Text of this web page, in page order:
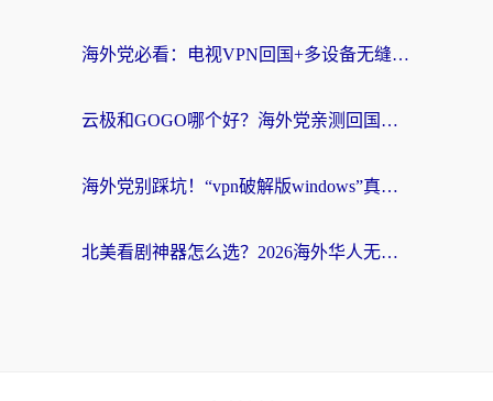
海外党必看：电视VPN回国+多设备无缝访问国内资源的实用指南
云极和GOGO哪个好？海外党亲测回国加速器选择指南（附iOS免费&Windows VPN实用技巧）
海外党别踩坑！“vpn破解版windows”真的能用？教你选对回国加速器无缝刷国内资源
北美看剧神器怎么选？2026海外华人无缝访问国内资源全攻略